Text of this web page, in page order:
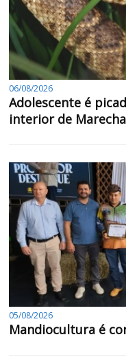
06/08/2026
Adolescente é
interior de
05/08/2026
Mandiocultura é